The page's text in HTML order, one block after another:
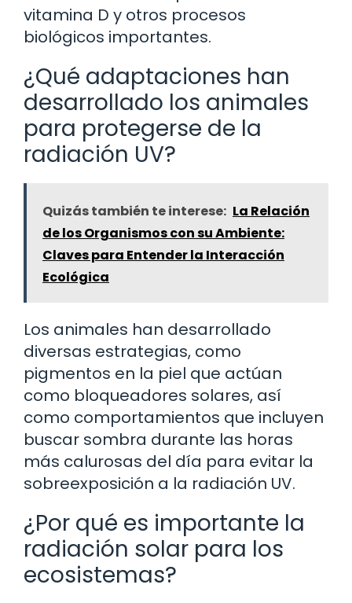
vitamina D y otros procesos
biológicos importantes.
¿Qué adaptaciones han
desarrollado los animales
para protegerse de la
radiación UV?
Quizás también te interese: La Relación
de los Organismos con su Ambiente:
Claves para Entender la Interacción
Ecológica
Los animales han desarrollado
diversas estrategias, como
pigmentos en la piel que actúan
como bloqueadores solares, así
como comportamientos que incluyen
buscar sombra durante las horas
más calurosas del día para evitar la
sobreexposición a la radiación UV.
¿Por qué es importante la
radiación solar para los
ecosistemas?